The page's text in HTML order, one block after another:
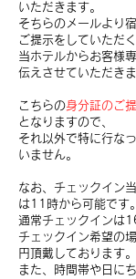
いただきます。
そちらのメールより
ご提示をしていただく
当ホテルからお客様
伝えさせていただきま
こちらの身分証のご
となりますので、
それ以外で特に行な
いません。
なお、チェックイン
は11時から可能です
通常チェックインは
チェックイン希望の
円頂戴しております
また、時間帯や日に